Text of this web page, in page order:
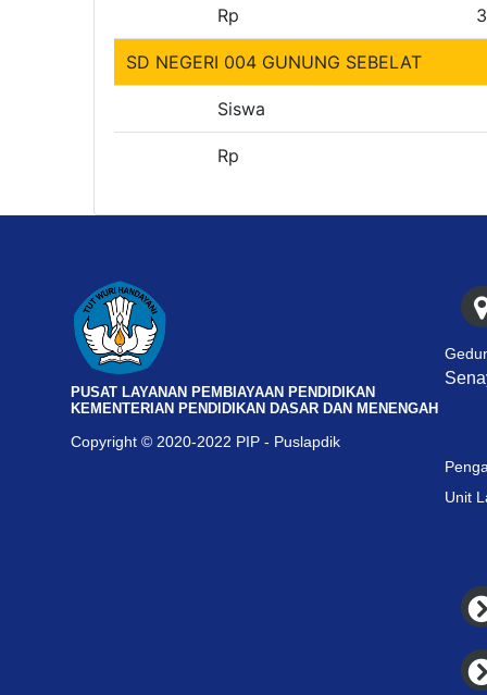
Rp
SD NEGERI 004 GUNUNG SEBELAT
Siswa
Rp
PUSAT LAYANAN PEMBIAYAAN PENDIDIKAN
KEMENTERIAN PENDIDIKAN DASAR DAN MENENGAH
Copyright © 2020-2022 PIP - Puslapdik
Unit